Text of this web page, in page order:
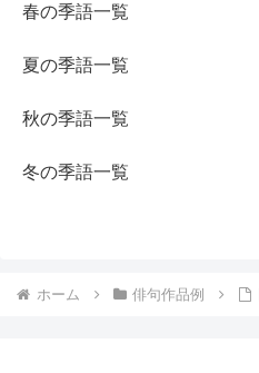
春の季語一覧
夏の季語一覧
秋の季語一覧
冬の季語一覧
ホーム 俳句作品例